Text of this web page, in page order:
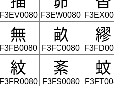
F3EV0080 F3EW0080
無
F3FB0080
畝
F3FC0080
繆
紋
F3FR0080
紊
F3FS0080
蚊